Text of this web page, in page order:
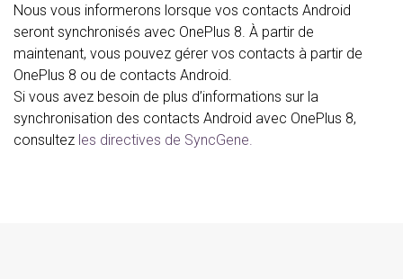
Nous vous informerons lorsque vos contacts Android
seront synchronisés avec OnePlus 8. À partir de
maintenant, vous pouvez gérer vos contacts à partir de
OnePlus 8 ou de contacts Android.
Si vous avez besoin de plus d’informations sur la
synchronisation des contacts Android avec OnePlus 8,
consultez les directives de SyncGene.